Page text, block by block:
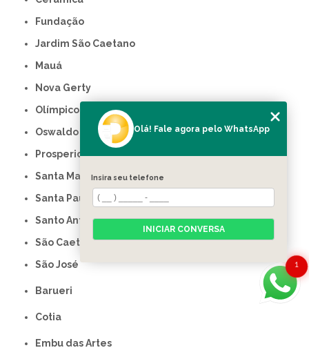
Fundação
Jardim São Caetano
Mauá
Nova Gerty
Olímpico
Oswaldo Cruz
Prosperidade
Santa Maria
Santa Paula
Santo Antônio
São Caetano do Sul
São José
Barueri
Cotia
Embu das Artes
1
Olá! Fale agora pelo WhatsApp
Insira seu telefone
INICIAR CONVERSA